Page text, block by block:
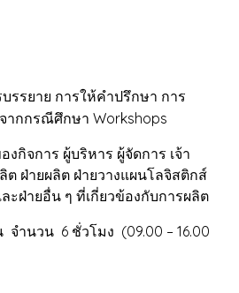
บรรยาย การให้คำปรึกษา การ
ากกรณีศึกษา Workshops
จการ ผู้บริหาร ผู้จัดการ เจ้า
ฝ่ายผลิต ฝ่ายวางแผนโลจิสติกส์
ะฝ่ายอื่น ๆ ที่เกี่ยวข้องกับการผลิต
น 6 ชั่วโมง (09.00 – 16.00